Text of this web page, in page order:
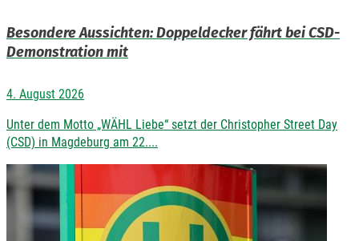
Besondere Aussichten: Doppeldecker fährt bei CSD-
Demonstration mit
4. August 2026
Unter dem Motto „WÄHL Liebe“ setzt der Christopher Street Day
(CSD) in Magdeburg am 22....